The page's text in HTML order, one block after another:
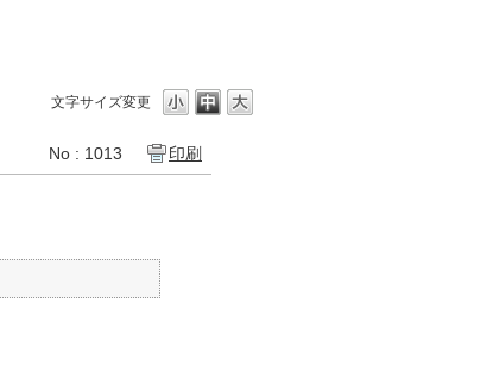
文字サイズ変更
No : 1013 印刷